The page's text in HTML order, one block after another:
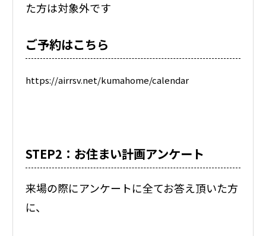
た方は対象外です
ご予約はこちら
https://airrsv.net/kumahome/calendar
STEP2：お住まい計画アンケート
来場の際にアンケートに全てお答え頂いた方
に、